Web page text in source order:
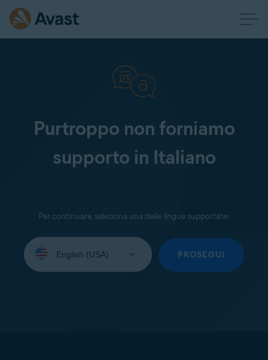
Purtroppo non forniamo
supporto in Italiano
Per continuare, seleziona una delle lingue supportate:
la
PROSEGUI